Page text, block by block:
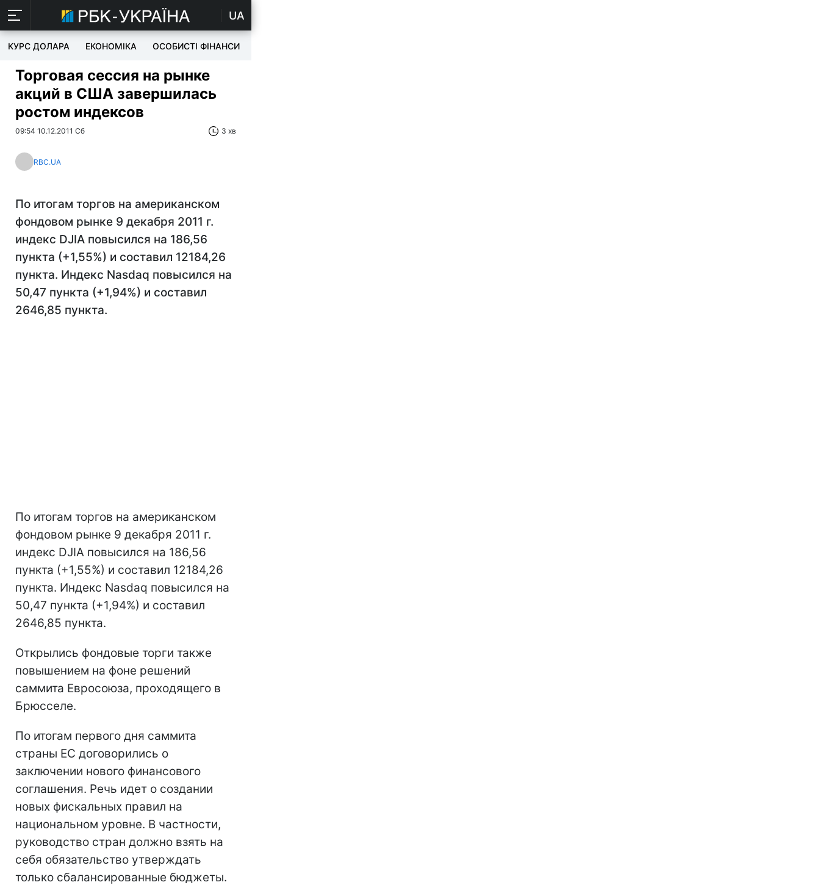
UA
КУРС ДОЛАРА ЕКОНОМІКА ОСОБИСТІ ФІНАНСИ
Торговая сессия на рынке
акций в США завершилась
ростом индексов
09:54 10.12.2011 Сб 3 хв
RBC.UA
По итогам торгов на американском
фондовом рынке 9 декабря 2011 г.
индекс DJIA повысился на 186,56
пункта (+1,55%) и составил 12184,26
пункта. Индекс Nasdaq повысился на
50,47 пункта (+1,94%) и составил
2646,85 пункта.
По итогам торгов на американском
фондовом рынке 9 декабря 2011 г.
индекс DJIA повысился на 186,56
пункта (+1,55%) и составил 12184,26
пункта. Индекс Nasdaq повысился на
50,47 пункта (+1,94%) и составил
2646,85 пункта.
Открылись фондовые торги также
повышением на фоне решений
саммита Евросоюза, проходящего в
Брюсселе.
По итогам первого дня саммита
страны ЕС договорились о
заключении нового финансового
соглашения. Речь идет о создании
новых фискальных правил на
национальном уровне. В частности,
руководство стран должно взять на
себя обязательство утверждать
только сбалансированные бюджеты.